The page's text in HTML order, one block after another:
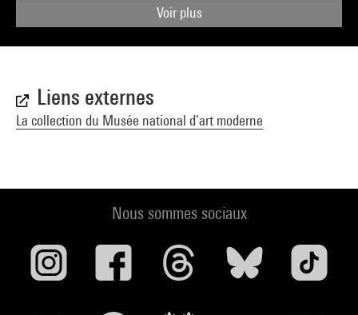
Voir plus
Liens externes
La collection du Musée national d’art moderne
Nous sommes sociaux